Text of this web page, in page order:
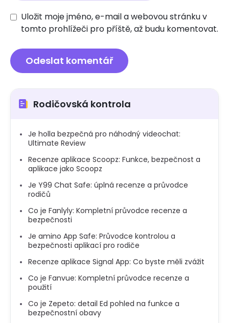
Uložit moje jméno, e-mail a webovou stránku v
tomto prohlížeči pro příště, až budu komentovat.
Rodičovská kontrola
Je holla bezpečná pro náhodný videochat:
Ultimate Review
Recenze aplikace Scoopz: Funkce, bezpečnost a
aplikace jako Scoopz
Je Y99 Chat Safe: úplná recenze a průvodce
rodičů
Co je Fanlyly: Kompletní průvodce recenze a
bezpečnosti
Je amino App Safe: Průvodce kontrolou a
bezpečnosti aplikací pro rodiče
Recenze aplikace Signal App: Co byste měli zvážit
Co je Fanvue: Kompletní průvodce recenze a
použití
Co je Zepeto: detail Ed pohled na funkce a
bezpečnostní obavy